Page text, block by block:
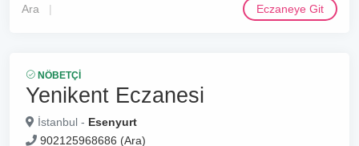
Ara Eczaneye Git
NÖBETÇI
Yenikent Eczanesi
İstanbul - Esenyurt
902125968686 (Ara)